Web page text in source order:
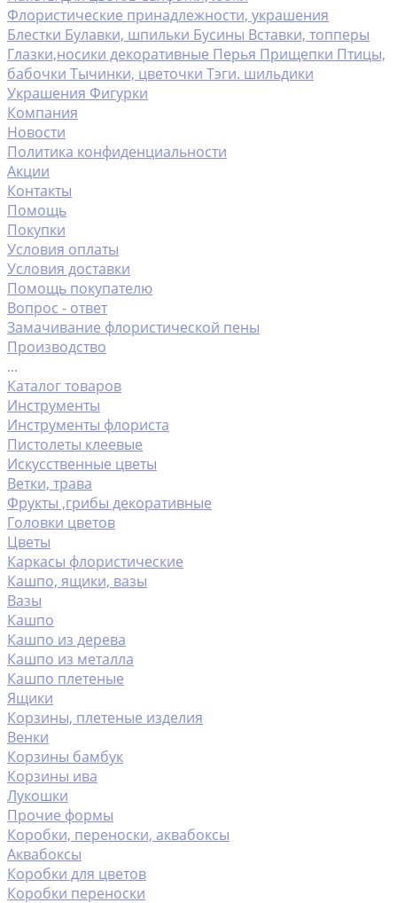
Флористические принадлежности, украшения
Блестки Булавки, шпильки Бусины Вставки, топперы
Глазки,носики декоративные Перья Прищепки Птицы,
бабочки Тычинки, цветочки Тэги. шильдики
Украшения Фигурки
Компания
Новости
Политика конфиденциальности
Акции
Контакты
Помощь
Покупки
Условия оплаты
Условия доставки
Помощь покупателю
Вопрос - ответ
Замачивание флористической пены
Производство
...
Каталог товаров
Инструменты
Инструменты флориста
Пистолеты клеевые
Искусственные цветы
Ветки, трава
Фрукты ,грибы декоративные
Головки цветов
Цветы
Каркасы флористические
Кашпо, ящики, вазы
Вазы
Кашпо
Кашпо из дерева
Кашпо из металла
Кашпо плетеные
Ящики
Корзины, плетеные изделия
Венки
Корзины бамбук
Корзины ива
Лукошки
Прочие формы
Коробки, переноски, аквабоксы
Аквабоксы
Коробки для цветов
Коробки переноски